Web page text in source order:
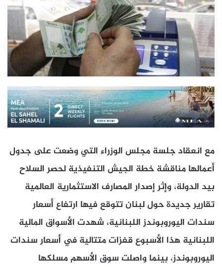
مع انعقاد جلسة مجلس الوزراء التي وضعت على جدول
أعمالها مناقشة خطة الجيش التنفيذية لحصر السلاح
بيد الدولة، وإثر إصدار المصارف الاستثمارية العالمية
تقارير جديدة حول لبنان تتوقع فيها ارتفاع أسعار
سندات اليوروبوندز اللبنانية، شهدت الأسواق المالية
اللبنانية هذا الأسبوع قفزات متتالية في أسعار سندات
اليوروبوندز، بينما واصلت سوق الأسهم مسلكها